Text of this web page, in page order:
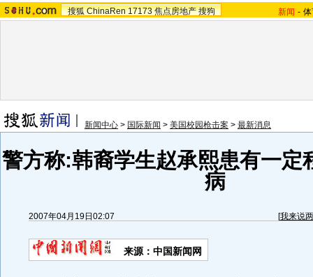
搜狐 ChinaRen 17173 焦点房地产 搜狗 新闻 -
新闻中心 > 国际新闻 > 美国校园枪击案 > 最新消息
警方称:韩裔学生赵承熙患有一定
病
2007年04月19日02:07 [我来说
来源：中国新闻网